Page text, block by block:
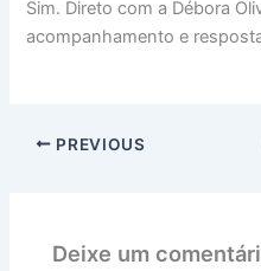
Sim. Direto com a Débora
acompanhamento e
PREVIOUS
Deixe um